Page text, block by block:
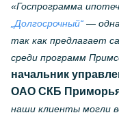
«Госпрограмма
„Долгосрочный“ — одна
так как предлагает
среди программ
начальник
ОАО СКБ
наши клиенты могли